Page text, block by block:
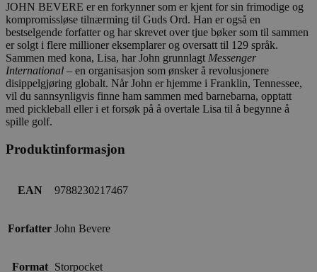
JOHN BEVERE er en forkynner som er kjent for sin frimodige og
kompromissløse tilnærming til Guds Ord. Han er også en
bestselgende forfatter og har skrevet over tjue bøker som til sammen
er solgt i flere millioner eksemplarer og oversatt til 129 språk.
Sammen med kona, Lisa, har John grunnlagt Messenger
International – en organisasjon som ønsker å revolusjonere
disippelgjøring globalt. Når John er hjemme i Franklin, Tennessee,
vil du sannsynligvis finne ham sammen med barnebarna, opptatt
med pickleball eller i et forsøk på å overtale Lisa til å begynne å
spille golf.
Produktinformasjon
EAN 9788230217467
Forfatter John Bevere
Format Storpocket